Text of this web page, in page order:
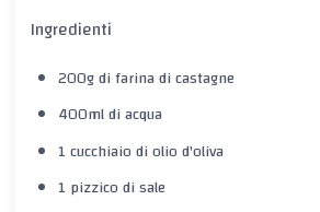
Ingredienti
200g di farina di castagne
400ml di acqua
1 cucchiaio di olio d'oliva
1 pizzico di sale